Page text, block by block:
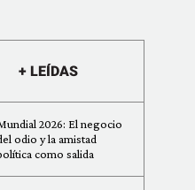
+ LEÍDAS
2026: El negocio
odio y la amistad
como salida